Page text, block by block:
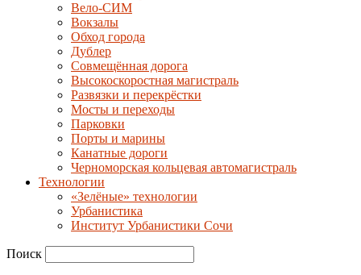
Вело-СИМ
Вокзалы
Обход города
Дублер
Совмещённая дорога
Высокоскоростная магистраль
Развязки и перекрёстки
Мосты и переходы
Парковки
Порты и марины
Канатные дороги
Черноморская кольцевая автомагистраль
Технологии
«Зелёные» технологии
Урбанистика
Институт Урбанистики Сочи
Поиск